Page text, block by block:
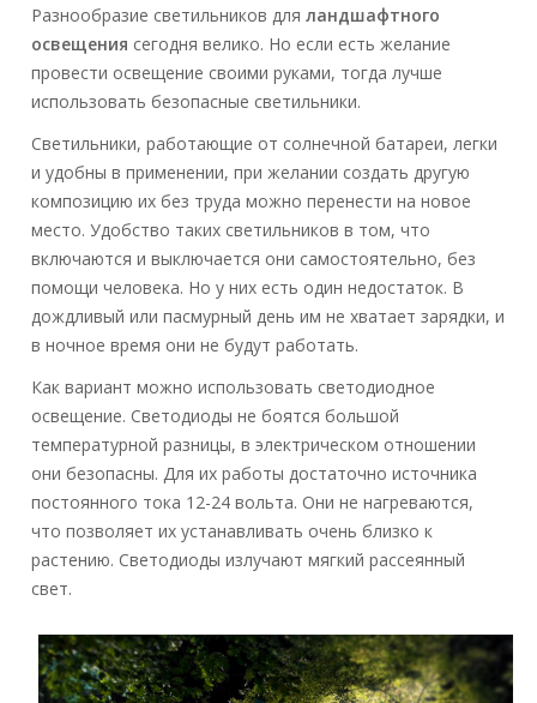
Разнообразие светильников дляландшафтного
освещения сегодня велико. Но если есть желание
провести освещение своими руками, тогда лучше
использовать безопасные светильники.
Светильники, работающие от солнечной батареи, легки
и удобны в применении, при желании создать другую
композицию их без труда можно перенести на новое
место. Удобство таких светильников в том, что
включаются и выключается они самостоятельно, без
помощи человека. Но у них есть один недостаток. В
дождливый или пасмурный день им не хватает зарядки, и
в ночное время они не будут работать.
Как вариант можно использовать светодиодное
освещение. Светодиоды не боятся большой
температурной разницы, в электрическом отношении
они безопасны. Для их работы достаточно источника
постоянного тока 12-24 вольта. Они не нагреваются,
что позволяет их устанавливать очень близко к
растению. Светодиоды излучают мягкий рассеянный
свет.